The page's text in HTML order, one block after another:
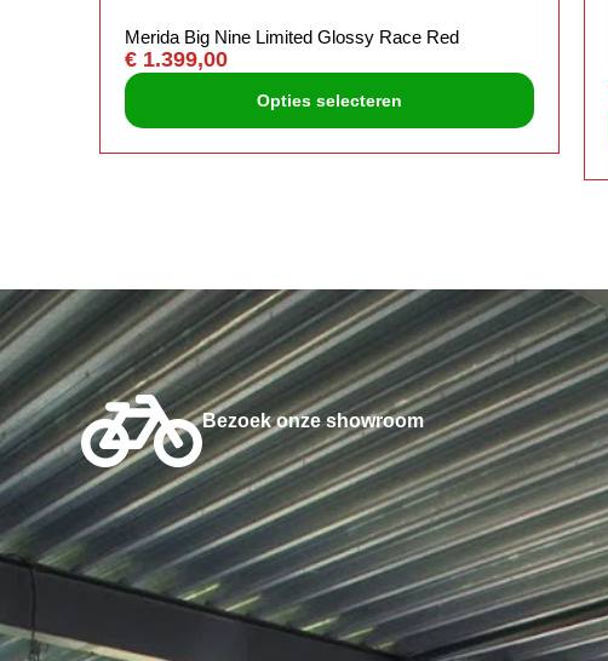
Merida Big Nine Limited Glossy Race Red
€ 1.399,00
Opties selecteren
Bezoek onze showroom